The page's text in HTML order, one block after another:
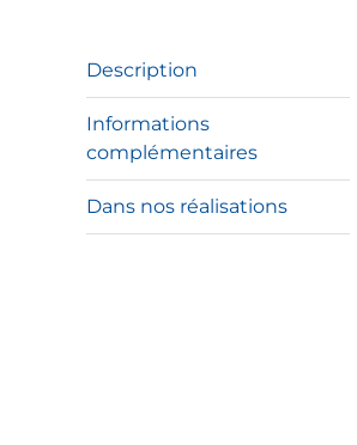
Description
Informations
complémentaires
Dans nos réalisations